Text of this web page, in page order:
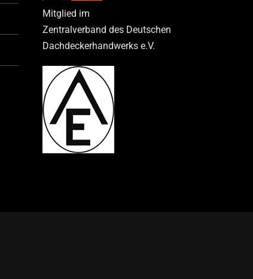
Mitglied im
Zentralverband des Deutschen
Dachdeckerhandwerks e.V.